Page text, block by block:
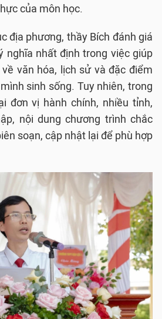
của môn học.
địa phương, thầy Bích đánh giá
nghĩa nhất định trong việc giúp
văn hóa, lịch sử và đặc điểm
sinh sống. Tuy nhiên, trong
đơn vị hành chính, nhiều tỉnh,
nội dung chương trình chắc
soạn, cập nhật lại để phù hợp